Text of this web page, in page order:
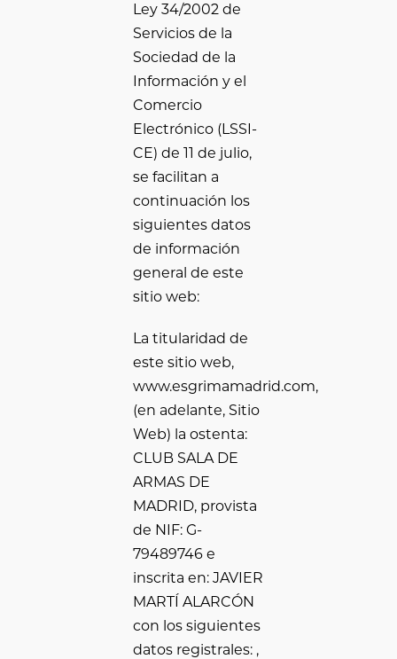
Ley 34/2002 de
Servicios de la
Sociedad de la
Información y el
Comercio
Electrónico (LSSI-
CE) de 11 de julio,
se facilitan a
continuación los
siguientes datos
de información
general de este
sitio web:
La titularidad de
este sitio web,
www.esgrimamadrid.com,
(en adelante, Sitio
Web) la ostenta:
CLUB SALA DE
ARMAS DE
MADRID, provista
de NIF: G-
79489746 e
inscrita en: JAVIER
MARTÍ ALARCÓN
con los siguientes
datos registrales: ,